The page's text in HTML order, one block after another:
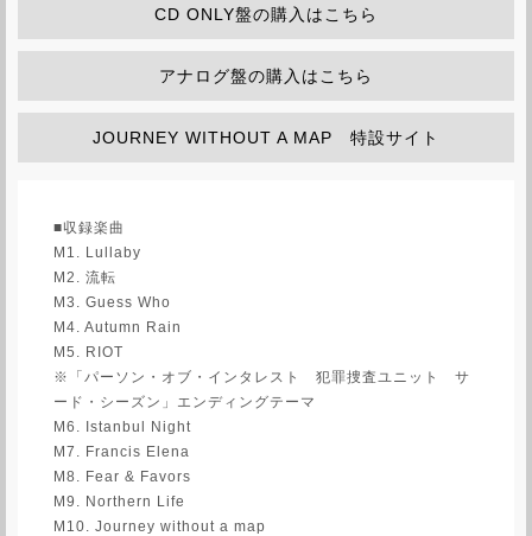
CD ONLY盤の購入はこちら
アナログ盤の購入はこちら
JOURNEY WITHOUT A MAP 特設サイト
■収録楽曲
M1. Lullaby
M2. 流転
M3. Guess Who
M4. Autumn Rain
M5. RIOT
※「パーソン・オブ・インタレスト 犯罪捜査ユニット サ
ード・シーズン」エンディングテーマ
M6. Istanbul Night
M7. Francis Elena
M8. Fear & Favors
M9. Northern Life
M10. Journey without a map